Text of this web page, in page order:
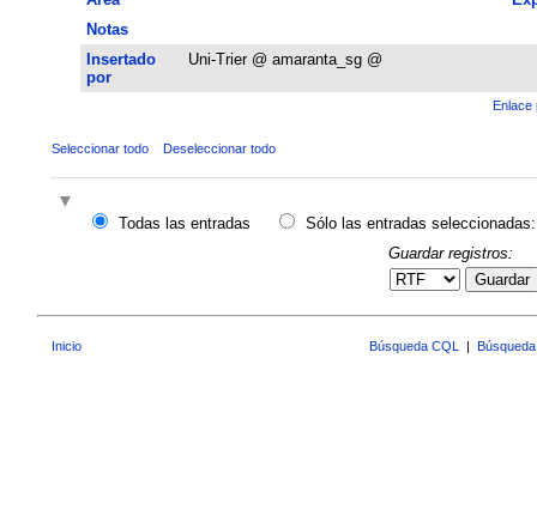
Notas
Insertado
por
Uni-Trier @ amaranta_sg @
Enlace
Seleccionar todo Deseleccionar todo
Todas las entradas
Sólo las entradas seleccionadas:
Guardar registros:
Guardar
Inicio Búsqueda CQL